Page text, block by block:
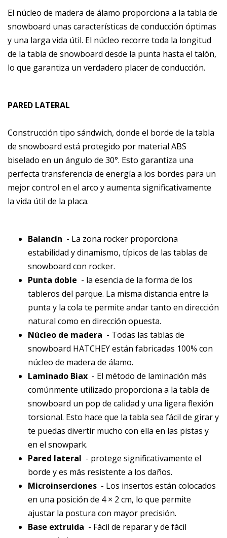
El núcleo de madera de álamo proporciona a la tabla de
snowboard unas características de conducción óptimas
y una larga vida útil. El núcleo recorre toda la longitud
de la tabla de snowboard desde la punta hasta el talón,
lo que garantiza un verdadero placer de conducción.
PARED LATERAL
Construcción tipo sándwich, donde el borde de la tabla
de snowboard está protegido por material ABS
biselado en un ángulo de 30°. Esto garantiza una
perfecta transferencia de energía a los bordes para un
mejor control en el arco y aumenta significativamente
la vida útil de la placa.
Balancín - La zona rocker proporciona
estabilidad y dinamismo, típicos de las tablas de
snowboard con rocker.
Punta doble - la esencia de la forma de los
tableros del parque. La misma distancia entre la
punta y la cola te permite andar tanto en dirección
natural como en dirección opuesta.
Núcleo de madera - Todas las tablas de
snowboard HATCHEY están fabricadas 100% con
núcleo de madera de álamo.
Laminado Biax - El método de laminación más
comúnmente utilizado proporciona a la tabla de
snowboard un pop de calidad y una ligera flexión
torsional. Esto hace que la tabla sea fácil de girar y
te puedas divertir mucho con ella en las pistas y
en el snowpark.
Pared lateral - protege significativamente el
borde y es más resistente a los daños.
Microinserciones - Los insertos están colocados
en una posición de 4 × 2 cm, lo que permite
ajustar la postura con mayor precisión.
Base extruida - Fácil de reparar y de fácil